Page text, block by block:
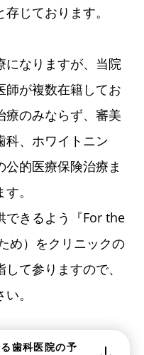
じております。
になりますが、当院
師が複数在籍してお
療のみならず、審美
科、ホワイトニン
的医療保険治療ま
。
できるよう『For the
め）をクリニックの
て参りますので、
。
歯科医院の予